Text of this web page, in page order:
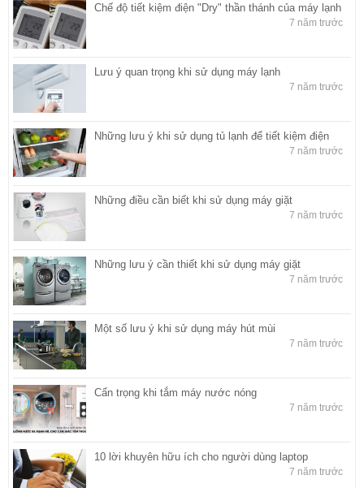
Chế độ tiết kiệm điện "Dry" thần thánh của máy lạnh
7 năm trước
Lưu ý quan trọng khi sử dụng máy lạnh
7 năm trước
Những lưu ý khi sử dụng tủ lạnh để tiết kiệm điện
7 năm trước
Những điều cần biết khi sử dụng máy giặt
7 năm trước
Những lưu ý cần thiết khi sử dụng máy giặt
7 năm trước
Một số lưu ý khi sử dụng máy hút mùi
7 năm trước
Cẩn trọng khi tắm máy nước nóng
7 năm trước
10 lời khuyên hữu ích cho người dùng laptop
7 năm trước